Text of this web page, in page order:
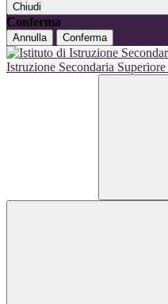
Chiudi
Conferma
Annulla Conferma
Istruzione Secondaria Superiore